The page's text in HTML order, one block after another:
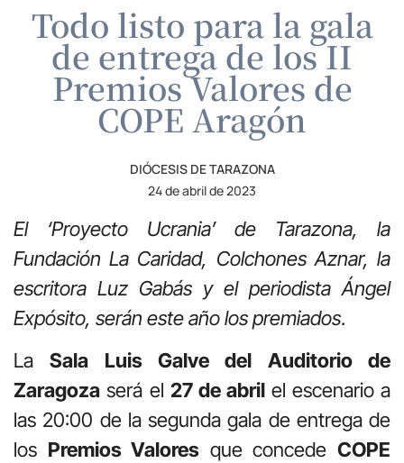
Todo listo para la gala
de entrega de los II
Premios Valores de
COPE Aragón
DIÓCESIS DE TARAZONA
24 de abril de 2023
El ‘Proyecto Ucrania’ de Tarazona, la
Fundación La Caridad, Colchones Aznar, la
escritora Luz Gabás y el periodista Ángel
Expósito, serán este año los premiados.
LaSala Luis Galve del Auditorio de
Zaragoza será el 27 de abril el escenario a
las 20:00 de la segunda gala de entrega de
los Premios Valores que concedeCOPE